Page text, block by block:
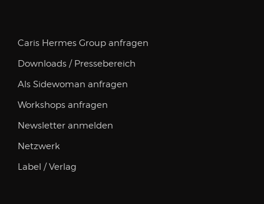
Caris Hermes Group anfragen
Downloads / Pressebereich
Als Sidewoman anfragen
Workshops anfragen
Newsletter anmelden
Netzwerk
Label / Verlag